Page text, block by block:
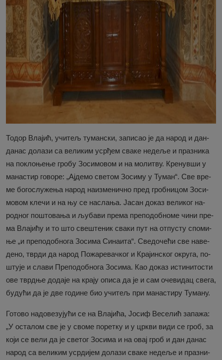
То­дор Вла­јић, учи­тељ ту­ман­ски, за­пи­сао је да на­род и дан-
да­нас до­ла­зи са ве­ли­ким уср­ђем сва­ке не­де­ље и пра­зни­ка
на по­кло­ње­ње гро­бу Зо­си­мо­вом и на мо­ли­тву. Кре­нув­ши у
ма­на­стир го­во­ре: „Ај­де­мо све­том Зо­си­му у Ту­ман“. Све вре­
ме бо­го­слу­же­ња на­род на­из­ме­нич­но пред гроб­ни­цом Зо­си­
мо­вом кле­чи и на њу се на­сла­ња. Ја­сан до­каз ве­ли­ког на­
род­ног по­што­ва­ња и љу­ба­ви пре­ма пре­по­доб­но­ме чи­ни пре­
ма Вла­ји­ћу и то што све­ште­ник сва­ки пут на от­пу­сту спо­ми­
ње „и пре­по­доб­но­га Зо­си­ма Си­на­и­та“. Све­до­че­ћи све на­ве­
де­но, твр­ди да на­род По­жа­ре­вач­ког и Кра­јин­ског окру­га, по­
шту­је и сла­ви Пре­по­доб­но­га Зо­си­ма. Као до­каз исти­ни­то­сти
ове тврд­ње до­да­је на кра­ју опи­са да је и сам оче­ви­дац све­га,
бу­ду­ћи да је две го­ди­не био учи­тељ при ма­на­сти­ру Ту­ма­ну.
Го­то­во на­до­ве­зу­ју­ћи се на Вла­ји­ћа, Јо­сиф Ве­се­лић за­па­жа:
„У оста­лом све је у сво­ме по­рет­ку и у цр­кви ви­ди се гроб, за
ко­ји се ве­ли да је све­тог Зо­си­ма и на овај гроб и дан да­нас
на­род са ве­ли­ким уср­ди­јем до­ла­зи сва­ке не­де­ље и пра­зни­